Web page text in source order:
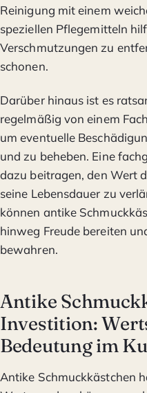
Reinigung mit einem
speziellen Pflegemitteln
Verschmutzungen zu
schonen.
Darüber hinaus ist es
regelmäßig von einem
um eventuelle
und zu beheben. Eine
dazu beitragen, den Wert
seine Lebensdauer zu
können antike
hinweg Freude bereiten
bewahren.
Antike
Investition:
Bedeutung im
Antike Schmuckkästchen